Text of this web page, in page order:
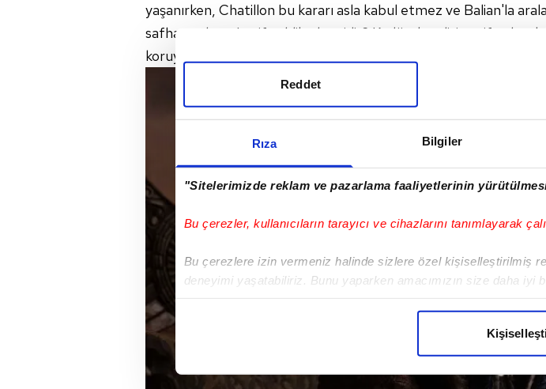
Rıza Bilgiler
"Sitelerimizde reklam ve pazarlama faaliyetlerinin
Bu çerezler, kullanıcıların tarayıcı ve cihazlarını tanımlayarak
Bu çerezlere izin vermeniz halinde sizlere özel kişiselleştirilmiş
deneyimi yaşatabiliriz. Bunu yaparken amacımızın size daha
Her halükârda, kullanıcılar, bu çerezlere izin vermedikleri
Reddet
yaşanırken, Chatillon bu kararı asla kabul etmez ve Balian'la
safhaya ulaşır. Latif tehlikede midir? Kudüs, kendisine şifa
koruyamayacak mıdır?